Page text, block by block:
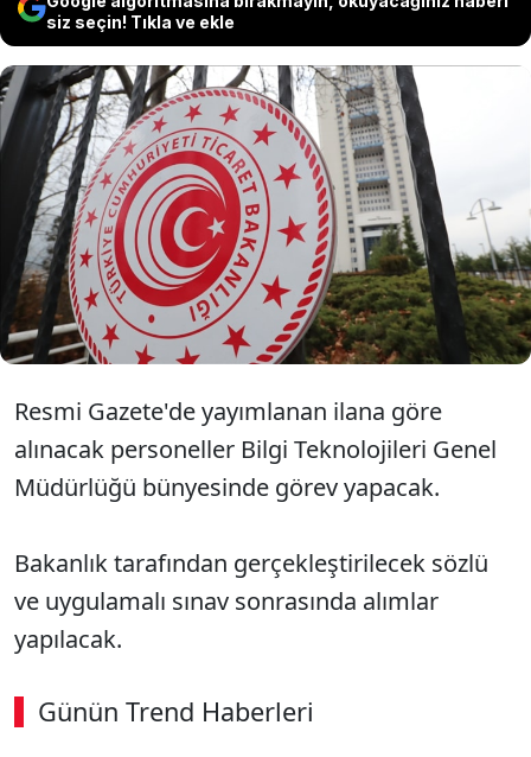
siz seçin! Tıkla ve ekle
Ticaret Bakanlığı 14
sözleşmeli personel alacağını
duyurdu.
Resmi Gazete'de yayımlanan ilana göre
alınacak personeller Bilgi Teknolojileri Genel
Müdürlüğü bünyesinde görev yapacak.
Bakanlık tarafından gerçekleştirilecek sözlü
ve uygulamalı sınav sonrasında alımlar
yapılacak.
Günün Trend Haberleri